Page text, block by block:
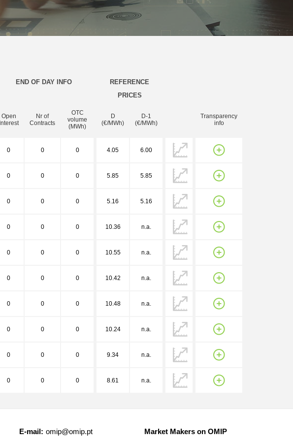
END OF DAY INFO
REFERENCE
PRICES
Open
Interest
Nr of
Contracts
OTC
volume
(MWh)
D
(€/MWh)
D-1
(€/MWh)
Transparency
info
0 0 0 4.05 6.00
0 0 0 5.85 5.85
0 0 0 5.16 5.16
0 0 0 10.36 n.a.
0 0 0 10.55 n.a.
0 0 0 10.42 n.a.
0 0 0 10.48 n.a.
0 0 0 10.24 n.a.
0 0 0 9.34 n.a.
0 0 0 8.61 n.a.
E-mail: omip@omip.pt Market Makers on OMIP